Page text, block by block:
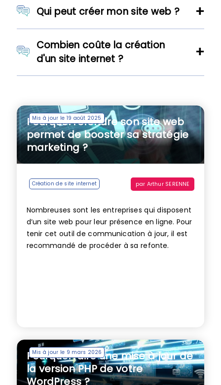
Qui peut créer mon site web ?
Combien coûte la création
d'un site internet ?
Mis à jour le 19 août 2025
Pourquoi refondre son site web
permet de booster sa stratégie
marketing ?
Création de site internet par Arthur SERENNE
Nombreuses sont les entreprises qui disposent
d’un site web pour leur présence en ligne. Pour
tenir cet outil de communication à jour, il est
recommandé de procéder à sa refonte.
Mis à jour le 9 mars 2026
Pourquoi faire une mise à jour de
la version PHP de votre
WordPress ?